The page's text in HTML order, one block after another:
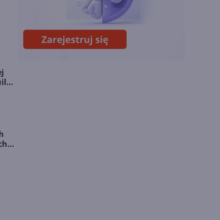
Miliardy z AI i
chmury. Microsoft
ogłasza znakomite
wyniki i